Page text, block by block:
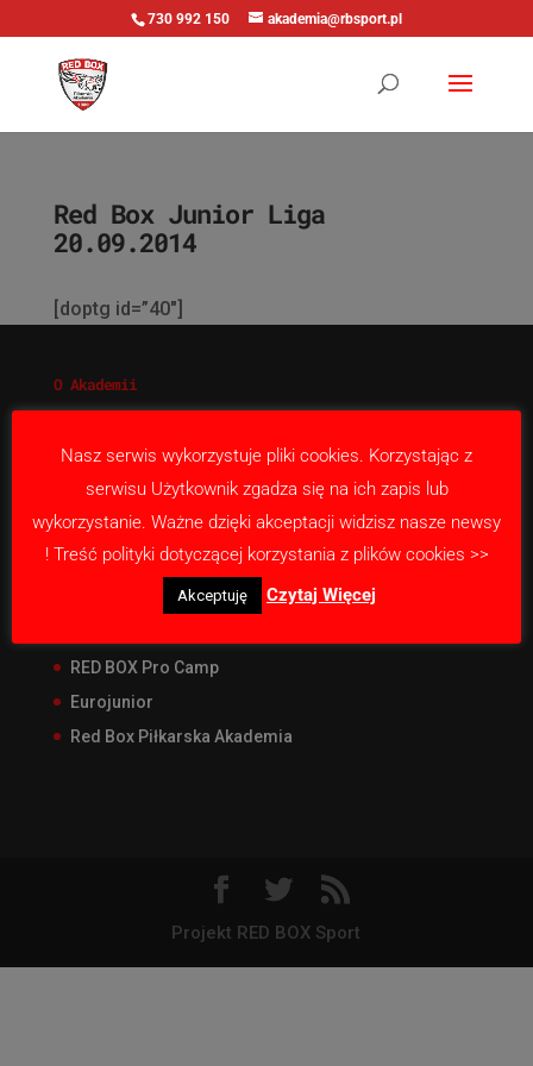
730 992 150 akademia@rbsport.pl
Red Box Junior Liga
20.09.2014
[doptg id=”40″]
O Akademii
Nasza misja
Kontakt
Nasze projekty
RED BOX Junior Liga
RED BOX Pro Camp
Eurojunior
Red Box Piłkarska Akademia
Projekt RED BOX Sport
Nasz serwis wykorzystuje pliki cookies. Korzystając z
serwisu Użytkownik zgadza się na ich zapis lub
wykorzystanie. Ważne dzięki akceptacji widzisz nasze newsy
! Treść polityki dotyczącej korzystania z plików cookies >>
Akceptuję Czytaj Więcej